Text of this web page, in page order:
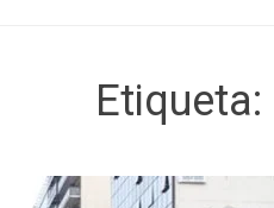
Etiqueta: